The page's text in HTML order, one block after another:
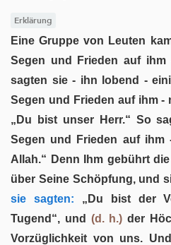
Erklärung
Eine Gruppe von Leuten
Segen und Frieden auf
sagten sie - ihn lobend -
Segen und Frieden auf ihm -
„Du bist unser Herr.“ So
Segen und Frieden auf ihm
Allah.“ Denn Ihm gebührt
über Seine Schöpfung, und
sie sagten: „Du bist der
Tugend“, und (d. h.) der
Vorzüglichkeit von uns.